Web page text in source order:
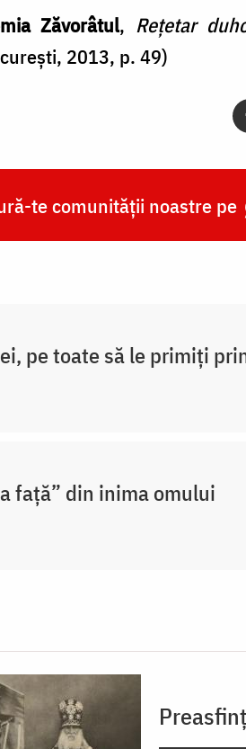
Zăvorâtul, Rețetar
2013, p. 49)
te comunității noastre pe
pe toate să le primiți
față” din inima omului